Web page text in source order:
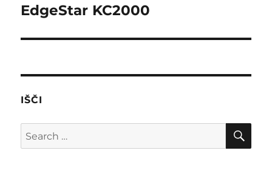
EdgeStar KC2000
IŠČI
Search
for: